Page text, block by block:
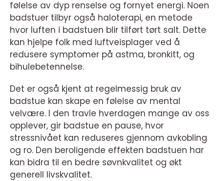
følelse av dyp renselse og fornyet energi. Noen
badstuer tilbyr også haloterapi, en metode
hvor luften i badstuen blir tilført tørt salt. Dette
kan hjelpe folk med luftveisplager ved å
redusere symptomer på astma, bronkitt, og
bihulebetennelse.
Det er også kjent at regelmessig bruk av
badstue kan skape en følelse av mental
velvære. I den travle hverdagen mange av oss
opplever, gir badstue en pause, hvor
stressnivået kan reduseres gjennom avkobling
og ro. Den beroligende effekten badstuen har
kan bidra til en bedre søvnkvalitet og økt
generell livskvalitet.